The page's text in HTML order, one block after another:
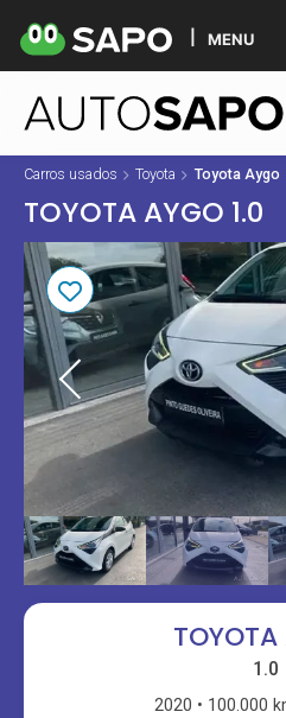
MENU
Carros usados Toyota Toyota Aygo
TOYOTA AYGO 1.0
1.0
2020 100.000